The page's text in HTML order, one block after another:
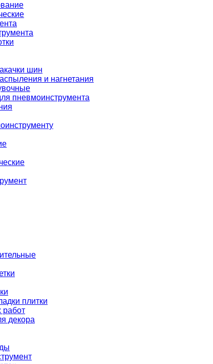
шин
и нагнетания
пневмоинструмента
плитки
работ
декора